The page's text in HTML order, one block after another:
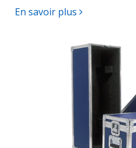
En savoir plus